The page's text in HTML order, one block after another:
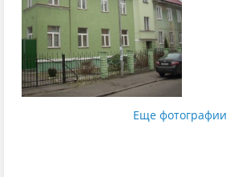
Еще фотографии